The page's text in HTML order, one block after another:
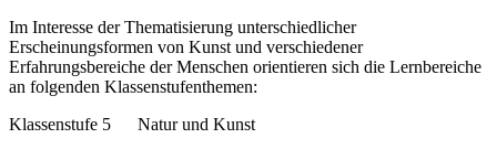
Im Interesse der Thematisierung unterschiedlicher
Erscheinungsformen von Kunst und verschiedener
Erfahrungsbereiche der Menschen orientieren sich die Lernbereiche
an folgenden Klassenstufenthemen:
Klassenstufe 5 Natur und Kunst